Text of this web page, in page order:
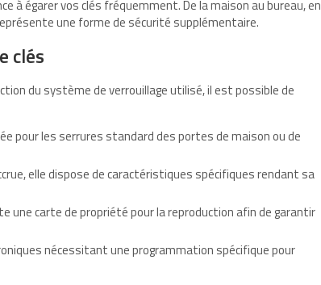
à égarer vos clés fréquemment. De la maison au bureau, en
une forme de sécurité supplémentaire.
clés
du système de verrouillage utilisé, il est possible de
pour les serrures standard des portes de maison ou de
elle dispose de caractéristiques spécifiques rendant sa
une carte de propriété pour la reproduction afin de garantir
nécessitant une programmation spécifique pour